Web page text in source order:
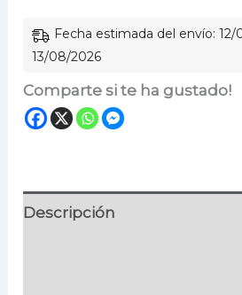
Fecha estimada del envío:
13/08/2026
Comparte si te ha gustado!
Descripción